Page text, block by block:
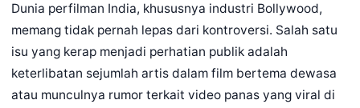
Dunia perfilman India, khususnya industri Bollywood,
memang tidak pernah lepas dari kontroversi. Salah satu
isu yang kerap menjadi perhatian publik adalah
keterlibatan sejumlah artis dalam film bertema dewasa
atau munculnya rumor terkait video panas yang viral di